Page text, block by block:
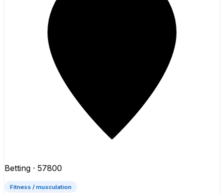
Betting · 57800
Fitness / musculation